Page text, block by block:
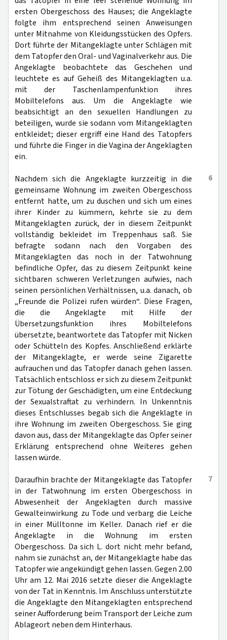
ersten Obergeschoss des Hauses; die Angeklagte
folgte ihm entsprechend seinen Anweisungen
unter Mitnahme von Kleidungsstücken des Opfers.
Dort führte der Mitangeklagte unter Schlägen mit
dem Tatopfer den Oral- und Vaginalverkehr aus. Die
Angeklagte beobachtete das Geschehen und
leuchtete es auf Geheiß des Mitangeklagten u.a.
mit der Taschenlampenfunktion ihres
Mobiltelefons aus. Um die Angeklagte wie
beabsichtigt an den sexuellen Handlungen zu
beteiligen, wurde sie sodann vom Mitangeklagten
entkleidet; dieser ergriff eine Hand des Tatopfers
und führte die Finger in die Vagina der Angeklagten
ein.
6
Nachdem sich die Angeklagte kurzzeitig in die
gemeinsame Wohnung im zweiten Obergeschoss
entfernt hatte, um zu duschen und sich um eines
ihrer Kinder zu kümmern, kehrte sie zu dem
Mitangeklagten zurück, der in diesem Zeitpunkt
vollständig bekleidet im Treppenhaus saß. Sie
befragte sodann nach den Vorgaben des
Mitangeklagten das noch in der Tatwohnung
befindliche Opfer, das zu diesem Zeitpunkt keine
sichtbaren schweren Verletzungen aufwies, nach
seinen persönlichen Verhältnissen, u.a. danach, ob
„Freunde die Polizei rufen würden“. Diese Fragen,
die die Angeklagte mit Hilfe der
Übersetzungsfunktion ihres Mobiltelefons
übersetzte, beantwortete das Tatopfer mit Nicken
oder Schütteln des Kopfes. Anschließend erklärte
der Mitangeklagte, er werde seine Zigarette
aufrauchen und das Tatopfer danach gehen lassen.
Tatsächlich entschloss er sich zu diesem Zeitpunkt
zur Tötung der Geschädigten, um eine Entdeckung
der Sexualstraftat zu verhindern. In Unkenntnis
dieses Entschlusses begab sich die Angeklagte in
ihre Wohnung im zweiten Obergeschoss. Sie ging
davon aus, dass der Mitangeklagte das Opfer seiner
Erklärung entsprechend ohne Weiteres gehen
lassen würde.
7
Daraufhin brachte der Mitangeklagte das Tatopfer
in der Tatwohnung im ersten Obergeschoss in
Abwesenheit der Angeklagten durch massive
Gewalteinwirkung zu Tode und verbarg die Leiche
in einer Mülltonne im Keller. Danach rief er die
Angeklagte in die Wohnung im ersten
Obergeschoss. Da sich L. dort nicht mehr befand,
nahm sie zunächst an, der Mitangeklagte habe das
Tatopfer wie angekündigt gehen lassen. Gegen 2.00
Uhr am 12. Mai 2016 setzte dieser die Angeklagte
von der Tat in Kenntnis. Im Anschluss unterstützte
die Angeklagte den Mitangeklagten entsprechend
seiner Aufforderung beim Transport der Leiche zum
Ablageort neben dem Hinterhaus.